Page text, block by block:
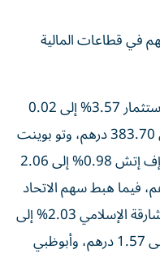
في قطاعات المالية
في قطاع المالية، ارتفع سهم بنك الاستثمار 3.57% إلى 0.02
درهم، والعالمية القابضة 1.05% إلى 383.70 درهم، وتو بوينت
زيرو 1% إلى 2.02 درهم، وبنك جي إف إتش 0.98% إلى 2.06
0.28% إلى 7.05 درهم، فيما هبط سهم الاتحاد
للتأمين 4.38% إلى 1.31 درهم، والشارقة الإسلامي 2.03% إلى
2.90 درهم، وانفستكورب 1.88% إلى 1.57 درهم، وأبوظبي